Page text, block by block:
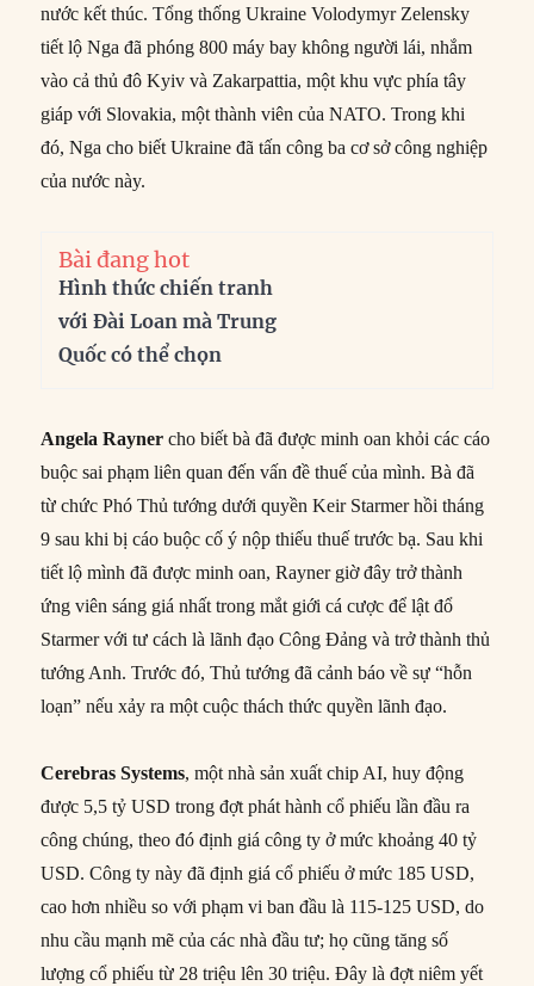
nước kết thúc. Tổng thống Ukraine Volodymyr Zelensky
tiết lộ Nga đã phóng 800 máy bay không người lái, nhắm
vào cả thủ đô Kyiv và Zakarpattia, một khu vực phía tây
giáp với Slovakia, một thành viên của NATO. Trong khi
đó, Nga cho biết Ukraine đã tấn công ba cơ sở công nghiệp
của nước này.
Bài đang hot
Hình thức chiến tranh
với Đài Loan mà Trung
Quốc có thể chọn
Angela Rayner cho biết bà đã được minh oan khỏi các cáo
buộc sai phạm liên quan đến vấn đề thuế của mình. Bà đã
từ chức Phó Thủ tướng dưới quyền Keir Starmer hồi tháng
9 sau khi bị cáo buộc cố ý nộp thiếu thuế trước bạ. Sau khi
tiết lộ mình đã được minh oan, Rayner giờ đây trở thành
ứng viên sáng giá nhất trong mắt giới cá cược để lật đổ
Starmer với tư cách là lãnh đạo Công Đảng và trở thành thủ
tướng Anh. Trước đó, Thủ tướng đã cảnh báo về sự “hỗn
loạn” nếu xảy ra một cuộc thách thức quyền lãnh đạo.
Cerebras Systems, một nhà sản xuất chip AI, huy động
được 5,5 tỷ USD trong đợt phát hành cổ phiếu lần đầu ra
công chúng, theo đó định giá công ty ở mức khoảng 40 tỷ
USD. Công ty này đã định giá cổ phiếu ở mức 185 USD,
cao hơn nhiều so với phạm vi ban đầu là 115-125 USD, do
nhu cầu mạnh mẽ của các nhà đầu tư; họ cũng tăng số
lượng cổ phiếu từ 28 triệu lên 30 triệu. Đây là đợt niêm yết